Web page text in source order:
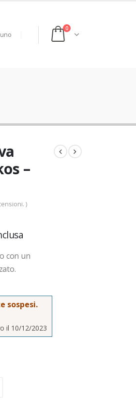
0
–
)
con un
sospesi.
il 10/12/2023